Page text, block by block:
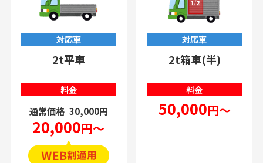
対応車
2t平車
料金
通常価格 30,000円
20,000円～
対応車
2t箱車(半)
料金
50,000円～